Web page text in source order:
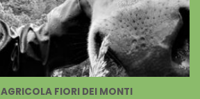
FIORI DEI MONTI